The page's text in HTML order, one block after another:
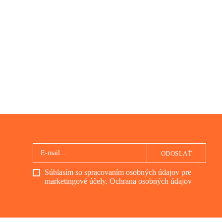
Súhlasím so spracovaním osobných údajov pre
marketingové účely. Ochrana osobných údajov
ODOSLAŤ